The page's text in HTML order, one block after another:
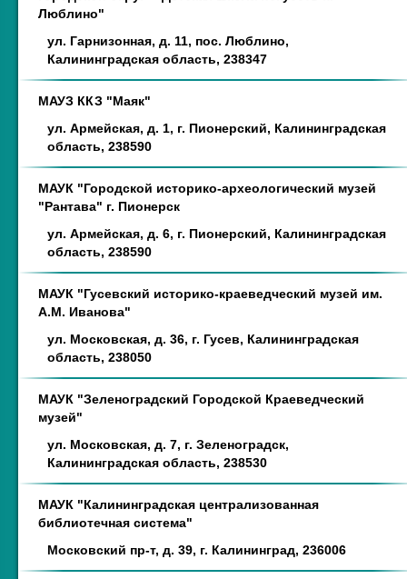
Люблино"
ул. Гарнизонная, д. 11, пос. Люблино,
Калининградская область, 238347
МАУЗ ККЗ "Маяк"
ул. Армейская, д. 1, г. Пионерский, Калининградская
область, 238590
МАУК "Городской историко-археологический музей
"Рантава" г. Пионерск
ул. Армейская, д. 6, г. Пионерский, Калининградская
область, 238590
МАУК "Гусевский историко-краеведческий музей им.
А.М. Иванова"
ул. Московская, д. 36, г. Гусев, Калининградская
область, 238050
МАУК "Зеленоградский Городской Краеведческий
музей"
ул. Московская, д. 7, г. Зеленоградск,
Калининградская область, 238530
МАУК "Калининградская централизованная
библиотечная система"
Московский пр-т, д. 39, г. Калининград, 236006